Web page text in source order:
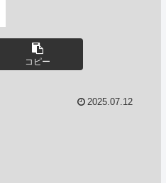
コピー
2025.07.12